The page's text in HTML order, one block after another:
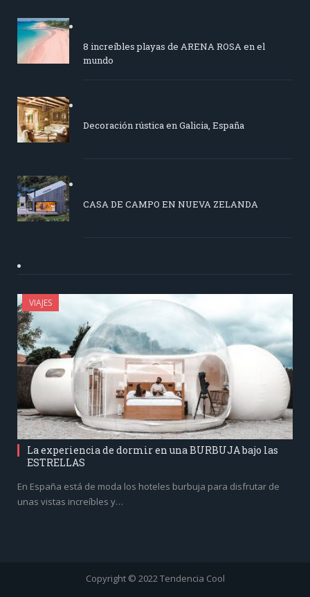
8 increíbles playas de ARENA ROSA en el
mundo
Decoración rústica en Galicia, España
CASA DE CAMPO EN NUEVA ZELANDA
VIAJES
La experiencia de dormir en una BURBUJA bajo las
ESTRELLAS
En España está de moda los hoteles burbuja para disfrutar de
unas vistas increíbles y…
Copyright © 2022 Tendencia Cool